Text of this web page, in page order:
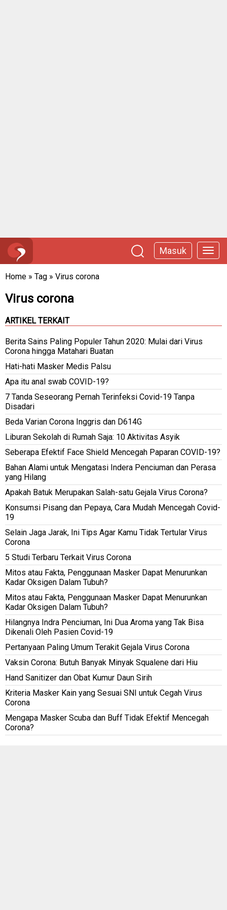
Masuk
Home » Tag » Virus corona
Virus corona
ARTIKEL TERKAIT
Berita Sains Paling Populer Tahun 2020: Mulai dari Virus
Corona hingga Matahari Buatan
Hati-hati Masker Medis Palsu
Apa itu anal swab COVID-19?
7 Tanda Seseorang Pernah Terinfeksi Covid-19 Tanpa
Disadari
Beda Varian Corona Inggris dan D614G
Liburan Sekolah di Rumah Saja: 10 Aktivitas Asyik
Seberapa Efektif Face Shield Mencegah Paparan COVID-19?
Bahan Alami untuk Mengatasi Indera Penciuman dan Perasa
yang Hilang
Apakah Batuk Merupakan Salah-satu Gejala Virus Corona?
Konsumsi Pisang dan Pepaya, Cara Mudah Mencegah Covid-
19
Selain Jaga Jarak, Ini Tips Agar Kamu Tidak Tertular Virus
Corona
5 Studi Terbaru Terkait Virus Corona
Mitos atau Fakta, Penggunaan Masker Dapat Menurunkan
Kadar Oksigen Dalam Tubuh?
Mitos atau Fakta, Penggunaan Masker Dapat Menurunkan
Kadar Oksigen Dalam Tubuh?
Hilangnya Indra Penciuman, Ini Dua Aroma yang Tak Bisa
Dikenali Oleh Pasien Covid-19
Pertanyaan Paling Umum Terakit Gejala Virus Corona
Vaksin Corona: Butuh Banyak Minyak Squalene dari Hiu
Hand Sanitizer dan Obat Kumur Daun Sirih
Kriteria Masker Kain yang Sesuai SNI untuk Cegah Virus
Corona
Mengapa Masker Scuba dan Buff Tidak Efektif Mencegah
Corona?